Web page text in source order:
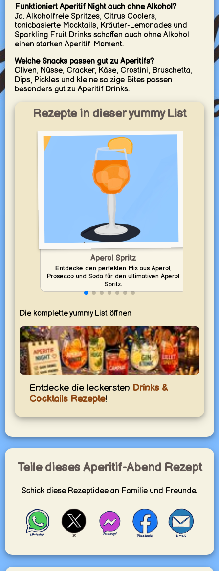
Funktioniert Aperitif Night auch ohne Alkohol?
Ja. Alkoholfreie Spritzes, Citrus Coolers,
tonicbasierte Mocktails, Kräuter-Lemonades und
Sparkling Fruit Drinks schaffen auch ohne Alkohol
einen starken Aperitif-Moment.
Welche Snacks passen gut zu Aperitifs?
Oliven, Nüsse, Cracker, Käse, Crostini, Bruschetta,
Dips, Pickles und kleine salzige Bites passen
besonders gut zu Aperitif Drinks.
Rezepte in dieser yummy List
Aperol Spritz
Entdecke den perfekten Mix aus Aperol,
Prosecco und Soda für den ultimativen Aperol
Spritz.
Die komplette yummy List öffnen
Aperitif-Abend
Leichte Drinks und kleine Begleiter für den perfekten Start
in den Abend.
1
Entdecke die leckersten Drinks &
Cocktails Rezepte!
Teile dieses Aperitif-Abend Rezept
Schick diese Rezeptidee an Familie und Freunde.